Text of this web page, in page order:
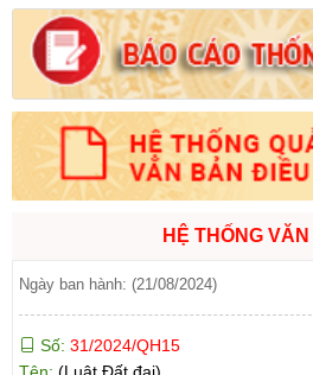
HỆ THỐNG
Ngày ban hành: (21/08/2024)
Số:1731/KH-UBND
Tên:(Kế hoạch triển khai thi hành
Ngày ban hành: (21/08/2024)
Số:71/2024/NĐ-CP
Ngày ban hành: (21/08/2024)
Ngày ban hành: (21/08/2024)